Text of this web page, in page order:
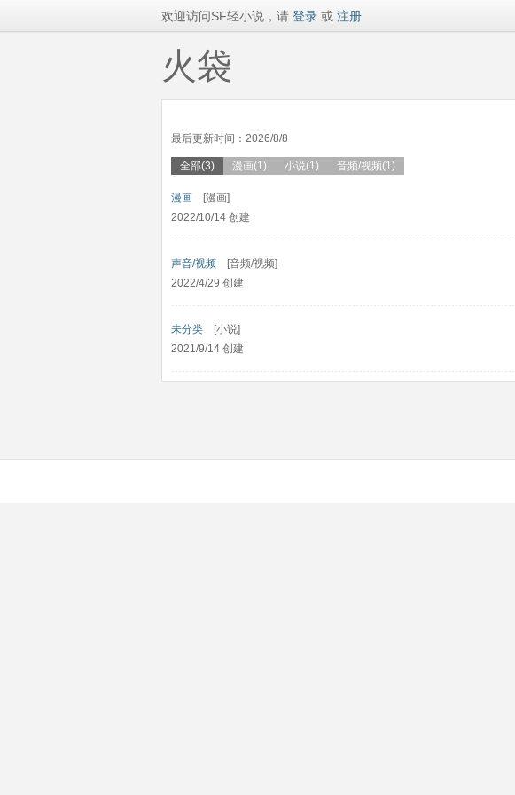
欢迎访问SF轻小说，请 登录 或 注册
火袋
最后更新时间：2026/8/8
全部(3) 漫画(1) 小说(1) 音频/视频(1)
漫画 [漫画]
2022/10/14 创建
声音/视频 [音频/视频]
2022/4/29 创建
未分类 [小说]
2021/9/14 创建